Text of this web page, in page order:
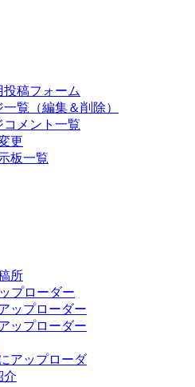
稿フォーム
覧（編集＆削除）
コメント一覧
更
板一覧
所
プローダー
ップローダー
ップローダー
アップローダ
介